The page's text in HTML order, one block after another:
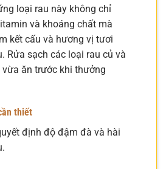
loại rau này không chỉ
và khoáng chất mà
kết cấu và hương vị tươi
Rửa sạch các loại rau củ và
ăn trước khi thưởng
thiết
định độ đậm đà và hài